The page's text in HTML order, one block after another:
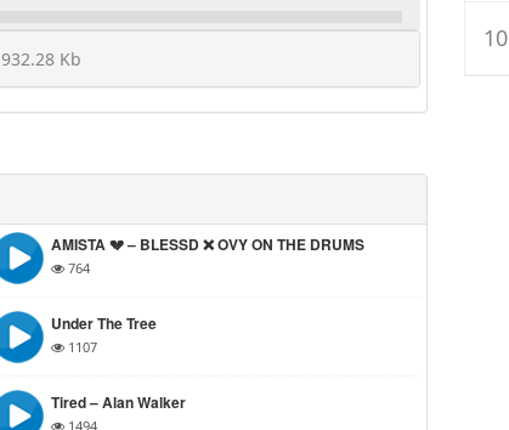
932.28 Kb
AMISTA 💔 – BLESSD ❌ OVY ON THE DRUMS
764
Under The Tree
1107
Tired – Alan Walker
1494
10